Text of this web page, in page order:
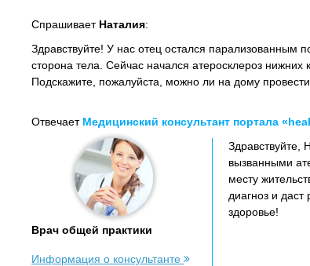
Спрашивает Наталия:
Здравствуйте! У нас отец остался парализованным
сторона тела. Сейчас начался атеросклероз нижних
Подскажите, пожалуйста, можно ли на дому
Отвечает Медицинский консультант портала
Врач общей практики
Информация о консультанте
Здравствуйте,
вызванными
месту
диагноз и
здоровье!